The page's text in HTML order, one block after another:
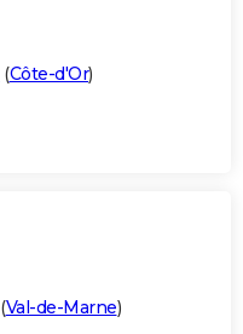
(Côte-d'Or)
(Val-de-Marne)